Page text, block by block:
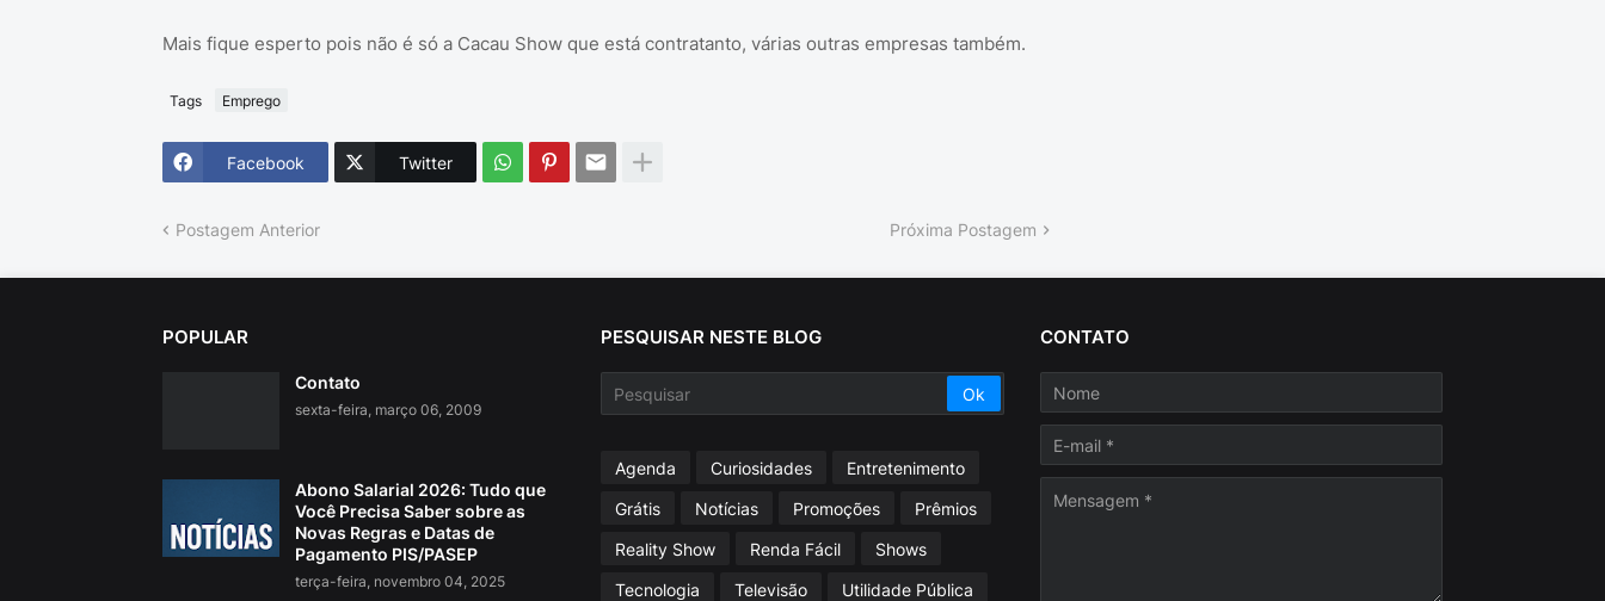
Mais fique esperto pois não é só a Cacau Show que está contratanto, várias outras empresas também.
Tags Emprego
Facebook Twitter
Postagem Anterior Próxima Postagem
POPULAR
Contato
sexta-feira, março 06, 2009
Abono Salarial 2026: Tudo que
Você Precisa Saber sobre as
Novas Regras e Datas de
Pagamento PIS/PASEP
terça-feira, novembro 04, 2025
PESQUISAR NESTE BLOG
Agenda Curiosidades
Entretenimento
Grátis
Notícias Promoções
Prêmios
Reality Show
Renda Fácil
Shows
Tecnologia
Televisão Utilidade Pública
CONTATO